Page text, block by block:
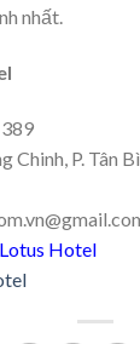
nhất.
Chinh, P. Tân
Hotel